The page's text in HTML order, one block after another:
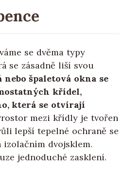
se dvěma typy
se zásadně liší svou
nebo špaletová okna se
křídel,
která se otvírají
mezi křídly je tvořen
lepší tepelné ochraně se
dvojsklem.
jednoduché zasklení.